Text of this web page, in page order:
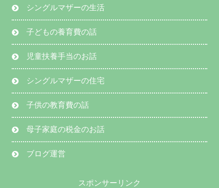
シングルマザーの生活
子どもの養育費の話
児童扶養手当のお話
シングルマザーの住宅
子供の教育費の話
母子家庭の税金のお話
ブログ運営
スポンサーリンク